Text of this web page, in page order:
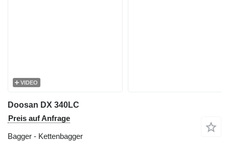
VIDEO
Doosan DX 340LC
Preis auf Anfrage
Bagger - Kettenbagger